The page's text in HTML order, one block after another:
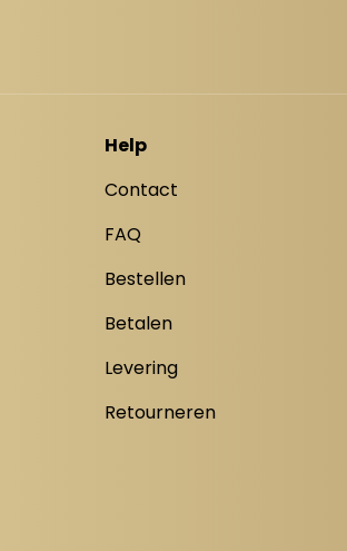
Help
Contact
FAQ
Bestellen
Betalen
Levering
Retourneren